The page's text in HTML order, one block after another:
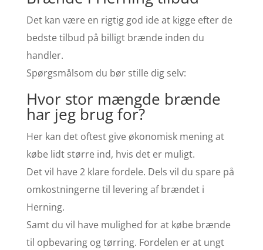
Det kan være en rigtig god ide at kigge efter de
bedste tilbud på billigt brænde inden du
handler.
Spørgsmålsom du bør stille dig selv:
Hvor stor mængde brænde
har jeg brug for?
Her kan det oftest give økonomisk mening at
købe lidt større ind, hvis det er muligt.
Det vil have 2 klare fordele. Dels vil du spare på
omkostningerne til levering af brændet i
Herning.
Samt du vil have mulighed for at købe brænde
til opbevaring og tørring. Fordelen er at ungt